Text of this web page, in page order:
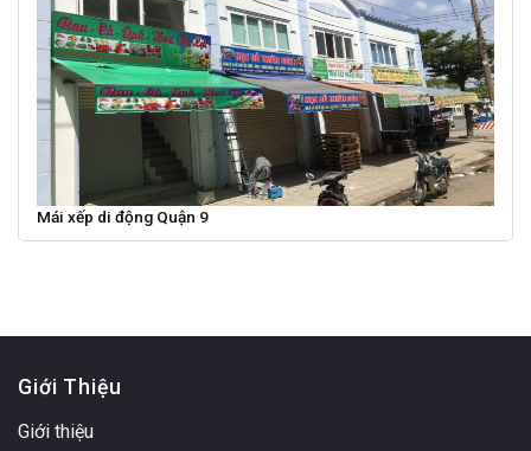
Mái xếp di động Quận 9
Giới Thiệu
Giới thiệu